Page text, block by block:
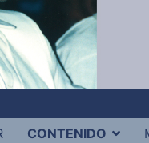
CONTENIDO